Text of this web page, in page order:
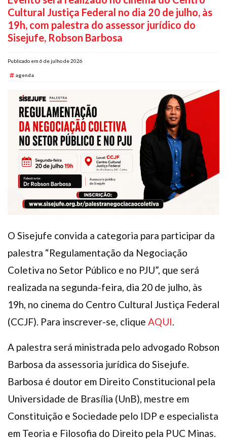
Cultural Justiça Federal no dia 20 de julho, às
19h, com palestra do assessor jurídico do
Sisejufe, Robson Barbosa
Publicado em 6 de julho de 2026
agenda
O Sisejufe convida a categoria para participar da
palestra “Regulamentação da Negociação
Coletiva no Setor Público e no PJU”, que será
realizada na segunda-feira, dia 20 de julho, às
19h, no cinema do Centro Cultural Justiça Federal
(CCJF). Para inscrever-se, clique AQUI.
A palestra será ministrada pelo advogado Robson
Barbosa da assessoria jurídica do Sisejufe.
Barbosa é doutor em Direito Constitucional pela
Universidade de Brasília (UnB), mestre em
Constituição e Sociedade pelo IDP e especialista
em Teoria e Filosofia do Direito pela PUC Minas.
Plano de Saúde
Assistência Funeral
Pós-graduação
FacebookInstagramTwitter